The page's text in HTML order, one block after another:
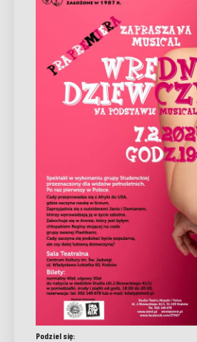
Podziel się: